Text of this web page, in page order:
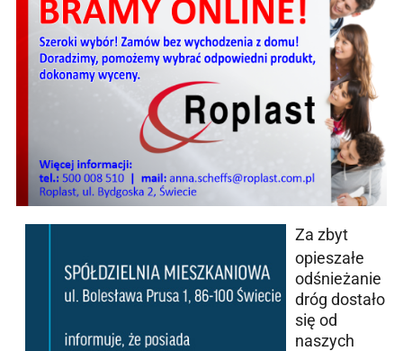
Za zbyt
opieszałe
odśnieżanie
dróg dostało
się od
naszych